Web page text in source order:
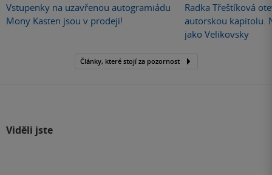
Vstupenky na uzavřenou autogramiádu
Mony Kasten jsou v prodeji!
Radka Třeštíková
autorskou kapitolu.
jako Velikovsky
Články, které stojí za pozornost
Viděli jste